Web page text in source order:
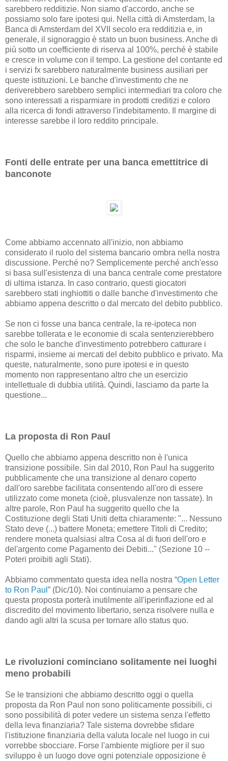
sarebbero redditizie. Non siamo d'accordo, anche se
possiamo solo fare ipotesi qui. Nella città di Amsterdam, la
Banca di Amsterdam del XVII secolo era redditizia e, in
generale, il signoraggio è stato un buon business. Anche di
più sotto un coefficiente di riserva al 100%, perché è stabile
e cresce in volume con il tempo. La gestione del contante ed
i servizi fx sarebbero naturalmente business ausiliari per
queste istituzioni. Le banche d'investimento che ne
deriverebbero sarebbero semplici intermediari tra coloro che
sono interessati a risparmiare in prodotti creditizi e coloro
alla ricerca di fondi attraverso l'indebitamento. Il margine di
interesse sarebbe il loro reddito principale.
Fonti delle entrate per una banca emettitrice di
banconote
Come abbiamo accennato all'inizio, non abbiamo
considerato il ruolo del sistema bancario ombra nella nostra
discussione. Perché no? Semplicemente perché anch'esso
si basa sull'esistenza di una banca centrale come prestatore
di ultima istanza. In caso contrario, questi giocatori
sarebbero stati inghiottiti o dalle banche d'investimento che
abbiamo appena descritto o dal mercato del debito pubblico.
Se non ci fosse una banca centrale, la re-ipoteca non
sarebbe tollerata e le economie di scala sentenzierebbero
che solo le banche d'investimento potrebbero catturare i
risparmi, insieme ai mercati del debito pubblico e privato. Ma
queste, naturalmente, sono pure ipotesi e in questo
momento non rappresentano altro che un esercizio
intellettuale di dubbia utilità. Quindi, lasciamo da parte la
questione...
La proposta di Ron Paul
Quello che abbiamo appena descritto non è l'unica
transizione possibile. Sin dal 2010, Ron Paul ha suggerito
pubblicamente che una transizione al denaro coperto
dall'oro sarebbe facilitata consentendo all'oro di essere
utilizzato come moneta (cioè, plusvalenze non tassate). In
altre parole, Ron Paul ha suggerito quello che la
Costituzione degli Stati Uniti detta chiaramente: "... Nessuno
Stato deve (...) battere Moneta; emettere Titoli di Credito;
rendere moneta qualsiasi altra Cosa al di fuori dell'oro e
del'argento come Pagamento dei Debiti..." (Sezione 10 --
Poteri proibiti agli Stati).
Abbiamo commentato questa idea nella nostra “Open Letter
to Ron Paul ” (Dic/10). Noi continuiamo a pensare che
questa proposta porterà inutilmente all'iperinflazione ed al
discredito del movimento libertario, senza risolvere nulla e
dando agli altri la scusa per tornare allo status quo.
Le rivoluzioni cominciano solitamente nei luoghi
meno probabili
Se le transizioni che abbiamo descritto oggi o quella
proposta da Ron Paul non sono politicamente possibili, ci
sono possibilità di poter vedere un sistema senza l'effetto
della leva finanziaria? Tale sistema dovrebbe sfidare
l'istituzione finanziaria della valuta locale nel luogo in cui
vorrebbe sbocciare. Forse l'ambiente migliore per il suo
sviluppo è un luogo dove ogni potenziale opposizione è